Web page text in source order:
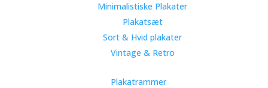
Minimalistiske Plakater
Plakatsæt
Sort & Hvid plakater
Vintage & Retro
Plakatrammer